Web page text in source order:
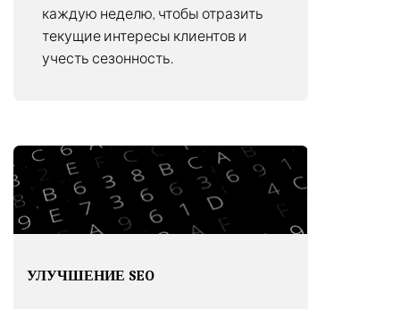
каждую неделю, чтобы отразить
текущие интересы клиентов и
учесть сезонность.
УЛУЧШЕНИЕ SEO